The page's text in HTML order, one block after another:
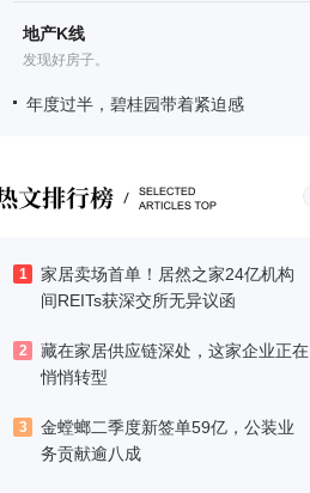
地产K线
发现好房子。
年度过半，碧桂园带着紧迫感
1
家居卖场首单！居然之家24亿机构
间REITs获深交所无异议函
2
藏在家居供应链深处，这家企业正在
悄悄转型
3
金螳螂二季度新签单59亿，公装业
务贡献逾八成